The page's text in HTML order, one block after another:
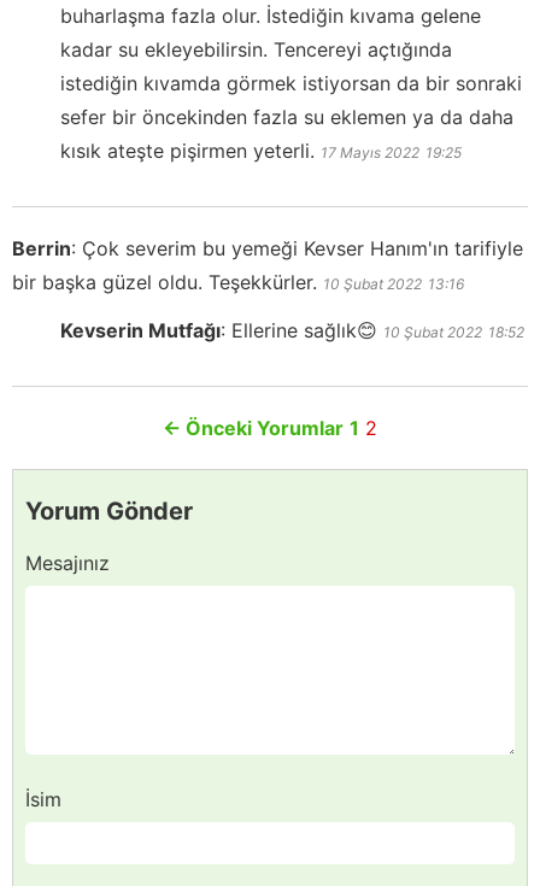
buharlaşma fazla olur. İstediğin kıvama gelene
kadar su ekleyebilirsin. Tencereyi açtığında
istediğin kıvamda görmek istiyorsan da bir sonraki
sefer bir öncekinden fazla su eklemen ya da daha
kısık ateşte pişirmen yeterli. 17 Mayıs 2022 19:25
Berrin: Çok severim bu yemeği Kevser Hanım'ın tarifiyle
bir başka güzel oldu. Teşekkürler. 10 Şubat 2022 13:16
Kevserin Mutfağı: Ellerine sağlık😊 10 Şubat 2022 18:52
← Önceki Yorumlar 1 2
Yorum Gönder
Mesajınız
İsim